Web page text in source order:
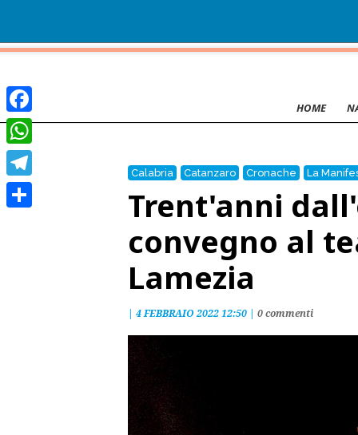
HOME
Calabria Catanzaro Cronache La
Trent'anni
convegno al
Lamezia
| 4 FEBBRAIO 2022 12:50 | 0 commenti
Facebook
WhatsApp
Telegram